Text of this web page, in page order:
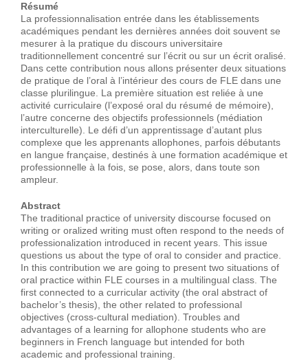
Résumé
La professionnalisation entrée dans les établissements
académiques pendant les dernières années doit souvent se
mesurer à la pratique du discours universitaire
traditionnellement concentré sur l’écrit ou sur un écrit oralisé.
Dans cette contribution nous allons présenter deux situations
de pratique de l’oral à l’intérieur des cours de FLE dans une
classe plurilingue. La première situation est reliée à une
activité curriculaire (l’exposé oral du résumé de mémoire),
l’autre concerne des objectifs professionnels (médiation
interculturelle). Le défi d’un apprentissage d’autant plus
complexe que les apprenants allophones, parfois débutants
en langue française, destinés à une formation académique et
professionnelle à la fois, se pose, alors, dans toute son
ampleur.
Abstract
The traditional practice of university discourse focused on
writing or oralized writing must often respond to the needs of
professionalization introduced in recent years. This issue
questions us about the type of oral to consider and practice.
In this contribution we are going to present two situations of
oral practice within FLE courses in a multilingual class. The
first connected to a curricular activity (the oral abstract of
bachelor’s thesis), the other related to professional
objectives (cross-cultural mediation). Troubles and
advantages of a learning for allophone students who are
beginners in French language but intended for both
academic and professional training.